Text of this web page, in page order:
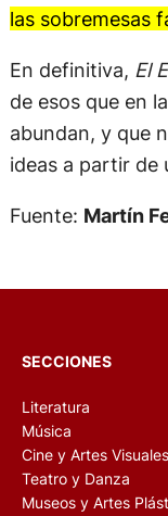
las sobremesas
En definitiva, El
de esos que en
abundan, y que
ideas a partir de
Fuente: Martín
SECCIONES
Literatura
Música
Cine y Artes Visuales
Teatro y Danza
Museos y Artes